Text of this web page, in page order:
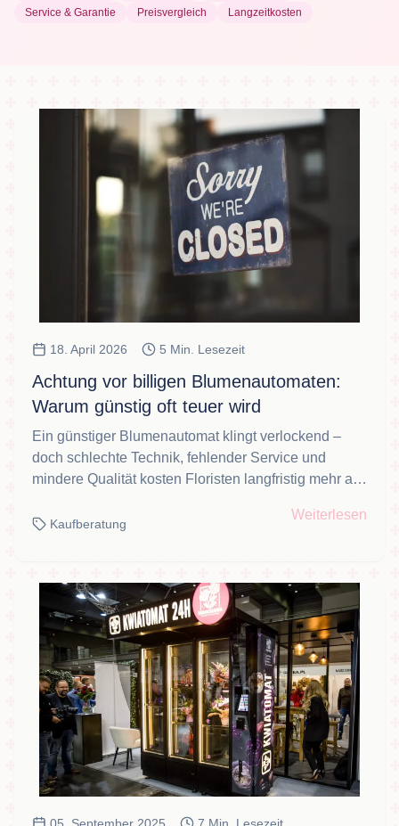
Service & Garantie
Preisvergleich Langzeitkosten
18. April 2026 5 Min. Lesezeit
Achtung vor billigen Blumenautomaten:
Warum günstig oft teuer wird
Ein günstiger Blumenautomat klingt verlockend –
doch schlechte Technik, fehlender Service und
mindere Qualität kosten Floristen langfristig mehr als
Kaufberatung
Weiterlesen